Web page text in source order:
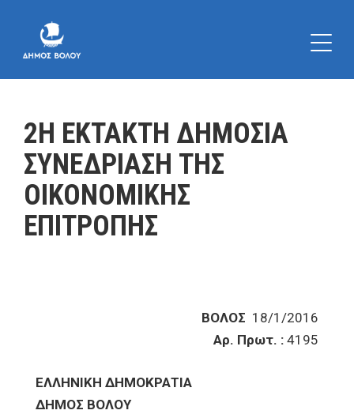
2Η ΕΚΤΑΚΤΗ ΔΗΜΟΣΙΑ
ΣΥΝΕΔΡΙΑΣΗ ΤΗΣ
ΟΙΚΟΝΟΜΙΚΗΣ
ΕΠΙΤΡΟΠΗΣ
ΒΟΛΟΣ 18/1/2016
Αρ. Πρωτ. : 4195
ΕΛΛΗΝΙΚΗ ΔΗΜΟΚΡΑΤΙΑ
ΔΗΜΟΣ ΒΟΛΟΥ